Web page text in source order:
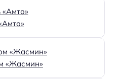
«Жасмин»